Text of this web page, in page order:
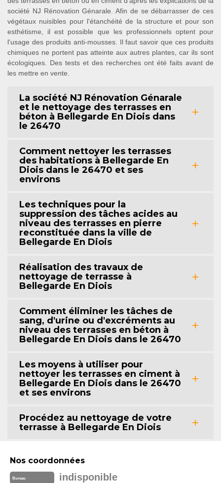
société NJ Rénovation Génarale. Afin de se débarrasser de ces
végétaux nuisibles pour l'étanchéité de la structure et pour son
esthétisme, il est possible que les professionnels optent pour
l'usage des produits anti-mousses. Il faut savoir que ces produits
chimiques ne portent pas atteinte aux autres plantes, car ils sont
écologiques. Des tests et des recherches ont été faits avant de
les mettre en vente.
La société NJ Rénovation Génarale
et le nettoyage des terrasses en
béton à Bellegarde En Diois dans
le 26470
Comment nettoyer les terrasses
des habitations à Bellegarde En
Diois dans le 26470 et ses
environs
Les techniques pour la
suppression des tâches acides au
niveau des terrasses en pierre
reconstituée dans la ville de
Bellegarde En Diois
Réalisation des travaux de
nettoyage de terrasse à
Bellegarde En Diois
Comment éliminer les tâches de
sang, d'urine ou d'excréments au
niveau des terrasses en béton à
Bellegarde En Diois dans le 26470
Les moyens à utiliser pour
nettoyer les terrasses en ciment à
Bellegarde En Diois dans le 26470
et ses environs
Procédez au nettoyage de votre
terrasse à Bellegarde En Diois
Nos coordonnées
Bureau indisponible